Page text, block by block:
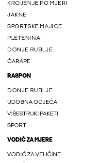
KROJENJE PO MJERI
JAKNE
SPORTSKE MAJICE
PLETENINA
DONJE RUBLJE
ČARAPE
RASPON
DONJE RUBLJE
UDOBNA ODJEĆA
VIŠESTRUKI PAKETI
SPORT
VODIČ ZA MJERE
VODIČ ZA VELIČINE